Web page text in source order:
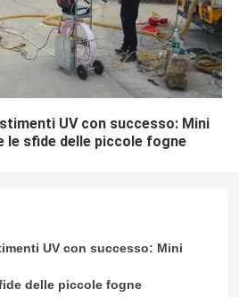
UV con successo: Mini
le sfide delle piccole fogne
UV con successo: Mini
delle piccole fogne